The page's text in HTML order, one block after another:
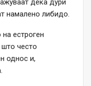
дека дури
намалено либидо.
естроген
што често
однос и,